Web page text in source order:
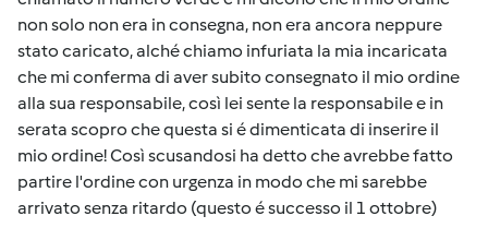
non solo non era in consegna, non era ancora neppure
stato caricato, alché chiamo infuriata la mia incaricata
che mi conferma di aver subito consegnato il mio ordine
alla sua responsabile, così lei sente la responsabile e in
serata scopro che questa si é dimenticata di inserire il
mio ordine! Così scusandosi ha detto che avrebbe fatto
partire l'ordine con urgenza in modo che mi sarebbe
arrivato senza ritardo (questo é successo il 1 ottobre)